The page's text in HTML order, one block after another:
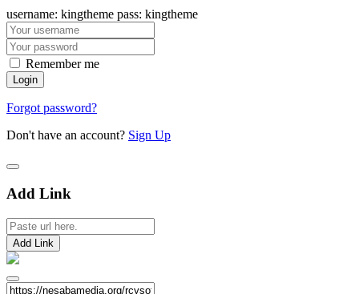
username: kingtheme pass: kingtheme
Remember me
Forgot password?
Don't have an account? Sign Up
Add Link
Add Link